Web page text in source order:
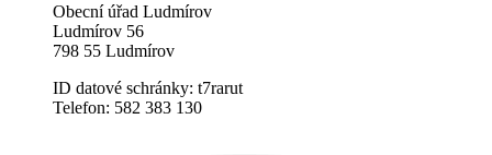
Obecní úřad Ludmírov
Ludmírov 56
798 55 Ludmírov
ID datové schránky: t7rarut
Telefon: 582 383 130